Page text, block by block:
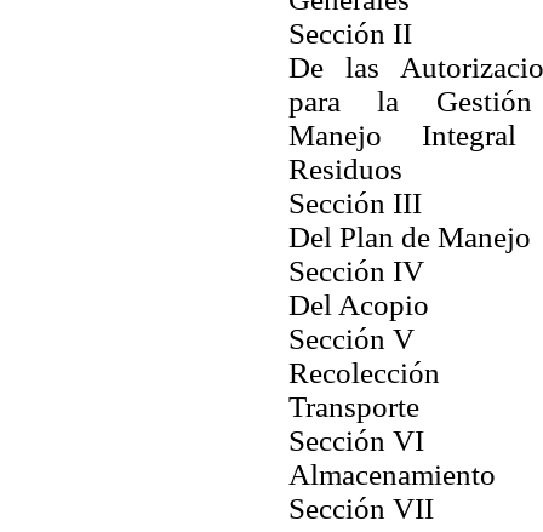
Sección II
De las
para la
Manejo Integral
Residuos
Sección III
Del Plan de Manejo
Sección IV
Del Acopio
Sección V
Recolección
Transporte
Sección VI
Almacenamiento
Sección VII